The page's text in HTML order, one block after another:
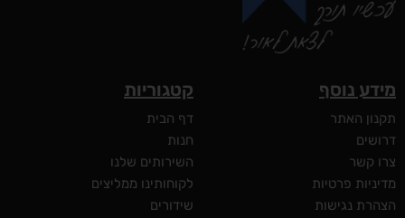
נוסף
האתר
קשר
פרטיות
נגישות
קטגוריות
דף הבית
השירותים שלנו
לקוחותינו ממליצים
שידורים